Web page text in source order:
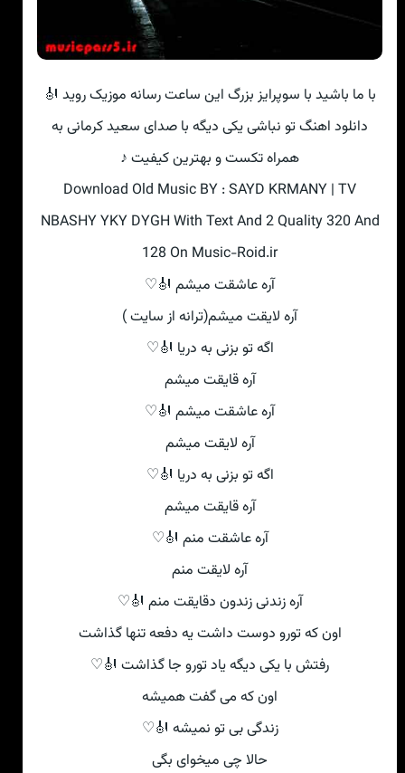
با ما باشید با سوپرایز بزرگ این ساعت رسانه موزیک روید 🎻
دانلود اهنگ تو نباشی یکی دیگه با صدای سعید کرمانی به
همراه تکست و بهترین کیفیت ♪
Download Old Music BY : SAYD KRMANY | TV
NBASHY YKY DYGH With Text And 2 Quality 320 And
128 On Music-Roid.ir
آره عاشقت میشم 🎻♡
آره لایقت میشم(ترانه از سایت )
اگه تو بزنی به دریا 🎻♡
آره قایقت میشم
آره عاشقت میشم 🎻♡
آره لایقت میشم
اگه تو بزنی به دریا 🎻♡
آره قایقت میشم
آره عاشقت منم 🎻♡
آره لایقت منم
آره زندنی زندون دقایقت منم 🎻♡
اون که تورو دوست داشت یه دفعه تنها گذاشت
رفتش با یکی دیگه یاد تورو جا گذاشت 🎻♡
اون که می گفت همیشه
زندگی بی تو نمیشه 🎻♡
حالا چی میخوای بگی